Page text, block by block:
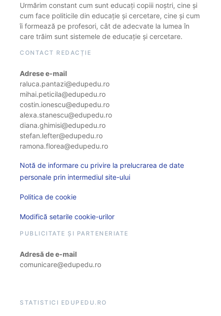
Urmărim constant cum sunt educați copiii noștri, cine și
cum face politicile din educație și cercetare, cine și cum
îi formează pe profesori, cât de adecvate la lumea în
care trăim sunt sistemele de educație și cercetare.
CONTACT REDACȚIE
Adrese e-mail
raluca.pantazi@edupedu.ro
mihai.peticila@edupedu.ro
costin.ionescu@edupedu.ro
alexa.stanescu@edupedu.ro
diana.ghimisi@edupedu.ro
stefan.lefter@edupedu.ro
ramona.florea@edupedu.ro
Notă de informare cu privire la prelucrarea de date
personale prin intermediul site-ului
Politica de cookie
Modifică setarile cookie-urilor
PUBLICITATE ȘI PARTENERIATE
Adresă de e-mail
comunicare@edupedu.ro
STATISTICI EDUPEDU.RO